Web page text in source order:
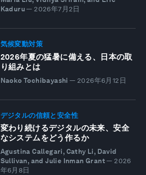
Kaduru — 2026年7月2日
気候変動対策
2026年夏の猛暑に備える、日本の取
り組みとは
Naoko Tochibayashi — 2026年6月12日
デジタルの信頼と安全性
変わり続けるデジタルの未来、安全
なシステムをどう作るか
Agustina Callegari, Cathy Li, David
Sullivan, and Julie Inman Grant — 2026
年6月8日